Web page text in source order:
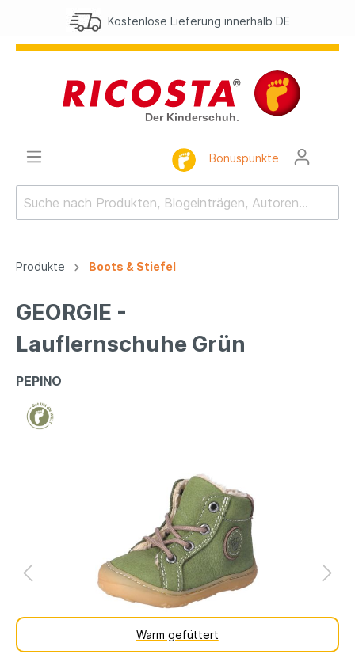
Kostenlose Lieferung innerhalb DE
Bonuspunkte
Produkte Boots & Stiefel
GEORGIE -
Lauflernschuhe Grün
PEPINO
Warm gefüttert